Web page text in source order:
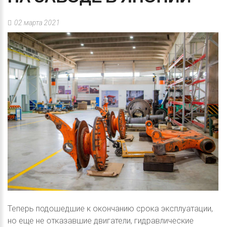
02 марта 2021
Теперь подошедшие к окончанию срока эксплуатации,
но еще не отказавшие двигатели, гидравлические